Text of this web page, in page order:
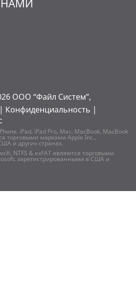
НАМИ
ООО “Файл Систем”,
| Конфиденциальность |
iPad, iPad Pro, Mac, MacBook, MacBook
торговыми марками Apple Inc.,
и других странах.
NTFS & exFAT являются торговыми
зарегистрированными в США и